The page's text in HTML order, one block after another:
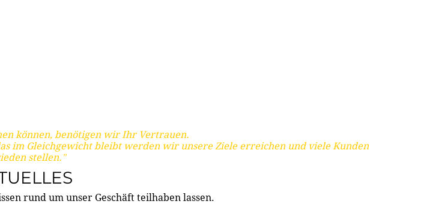
können, benötigen wir Ihr Vertrauen.
im Gleichgewicht bleibt werden wir unsere Ziele erreichen und viele Kunden
stellen."
rund um unser Geschäft teilhaben lassen.